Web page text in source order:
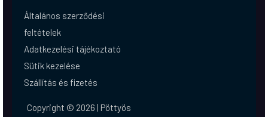
Általános szerződési
feltételek
Adatkezelési tájékoztató
Sütik kezelése
Szállítás és fizetés
Copyright © 2026 | Pöttyös